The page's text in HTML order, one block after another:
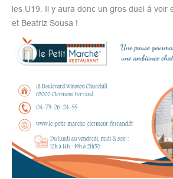
les U19. Il y aura donc un gros duel à voir
et Beatriz Sousa !